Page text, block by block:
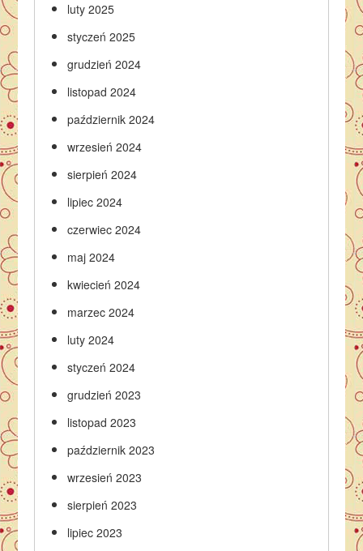
luty 2025
styczeń 2025
grudzień 2024
listopad 2024
październik 2024
wrzesień 2024
sierpień 2024
lipiec 2024
czerwiec 2024
maj 2024
kwiecień 2024
marzec 2024
luty 2024
styczeń 2024
grudzień 2023
listopad 2023
październik 2023
wrzesień 2023
sierpień 2023
lipiec 2023